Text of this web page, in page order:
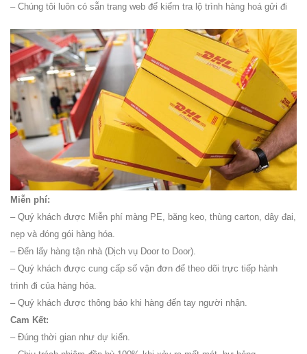
– Chúng tôi luôn có sẵn trang web để kiểm tra lộ trình hàng hoá gửi đi
Miễn phí:
– Quý khách được Miễn phí màng PE, băng keo, thùng carton, dây đai,
nẹp và đóng gói hàng hóa.
– Đến lấy hàng tận nhà (Dịch vụ Door to Door).
– Quý khách được cung cấp số vận đơn để theo dõi trực tiếp hành
trình đi của hàng hóa.
– Quý khách được thông báo khi hàng đến tay người nhận.
Cam Kết:
– Đúng thời gian như dự kiến.